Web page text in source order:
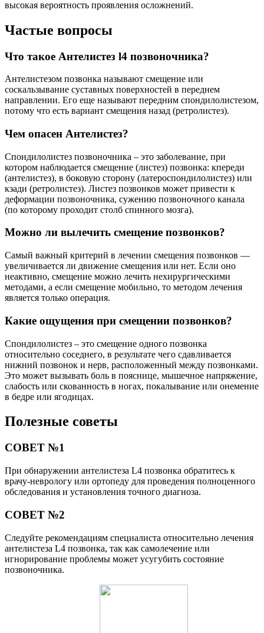
высокая вероятность проявления осложнений.
Частые вопросы
Что такое Антелистез l4 позвоночника?
Антелистезом позвонка называют смещение или
соскальзывание суставных поверхностей в переднем
направлении. Его еще называют передним спондилолистезом,
потому что есть вариант смещения назад (ретролистез).
Чем опасен Антелистез?
Спондилолистез позвоночника – это заболевание, при
котором наблюдается смещение (листез) позвонка: кпереди
(антелистез), в боковую сторону (латероспондилолистез) или
кзади (ретролистез). Листез позвонков может привести к
деформации позвоночника, сужению позвоночного канала
(по которому проходит столб спинного мозга).
Можно ли вылечить смещение позвонков?
Самый важный критерий в лечении смещения позвонков —
увеличивается ли движение смещения или нет. Если оно
неактивно, смещение можно лечить нехирургическими
методами, а если смещение мобильно, то методом лечения
является только операция.
Какие ощущения при смещении позвонков?
Спондилолистез – это смещение одного позвонка
относительно соседнего, в результате чего сдавливается
нижний позвонок и нерв, расположенный между позвонками.
Это может вызывать боль в пояснице, мышечное напряжение,
слабость или скованность в ногах, покалывание или онемение
в бедре или ягодицах.
Полезные советы
СОВЕТ №1
При обнаружении антелистеза L4 позвонка обратитесь к
врачу-неврологу или ортопеду для проведения полноценного
обследования и установления точного диагноза.
СОВЕТ №2
Следуйте рекомендациям специалиста относительно лечения
антелистеза L4 позвонка, так как самолечение или
игнорирование проблемы может усугубить состояние
позвоночника.